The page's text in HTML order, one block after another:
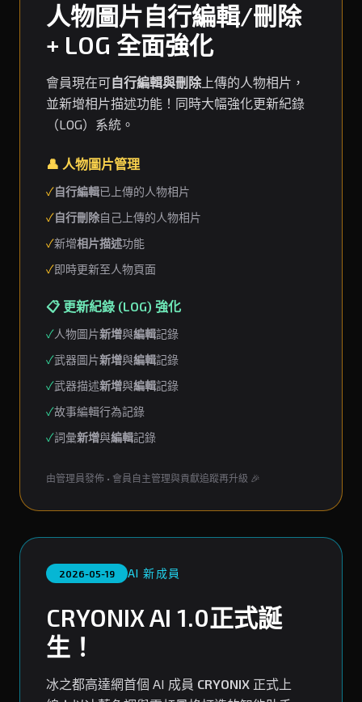
人物圖片自行編輯/刪除
+ LOG 全面強化
會員現在可自行編輯與刪除上傳的人物相片，
並新增相片描述功能！同時大幅強化更新紀錄
（LOG）系統。
👤 人物圖片管理
✓自行編輯已上傳的人物相片
✓自行刪除自己上傳的人物相片
✓新增相片描述功能
✓即時更新至人物頁面
📋 更新紀錄 (LOG) 強化
✓人物圖片新增與編輯記錄
✓武器圖片新增與編輯記錄
✓武器描述新增與編輯記錄
✓故事編輯行為記錄
✓詞彙新增與編輯記錄
由管理員發佈 • 會員自主管理與貢獻追蹤再升級 🎉
2026-05-19 AI 新成員
CRYONIX AI 1.0正式誕
生！
冰之都高達網首個 AI 成員 CRYONIX 正式上